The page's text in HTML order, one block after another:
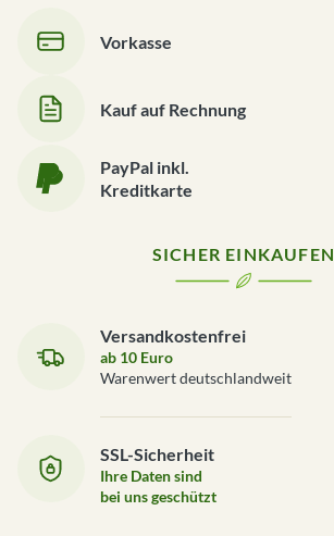
Vorkasse
Kauf auf Rechnung
PayPal inkl.
Kreditkarte
SICHER EINKAUFEN
Versandkostenfrei
ab 10 Euro
Warenwert deutschlandweit
SSL-Sicherheit
Ihre Daten sind
bei uns geschützt